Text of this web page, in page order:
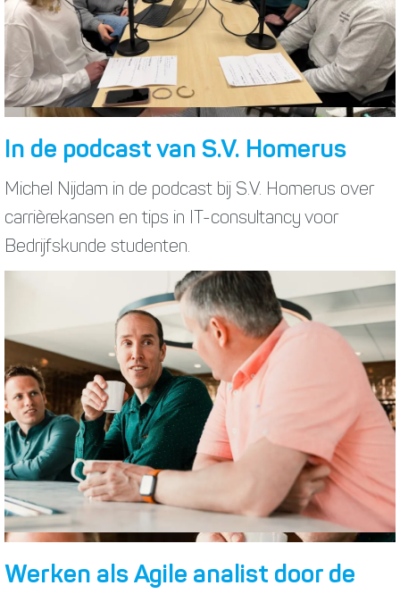
In de podcast van S.V. Homerus
Michel Nijdam in de podcast bij S.V. Homerus over
carrièrekansen en tips in IT-consultancy voor
Bedrijfskunde studenten.
Werken als Agile analist door de